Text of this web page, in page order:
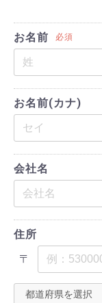
お名前 必須
お名前(カナ)
会社名
住所
〒